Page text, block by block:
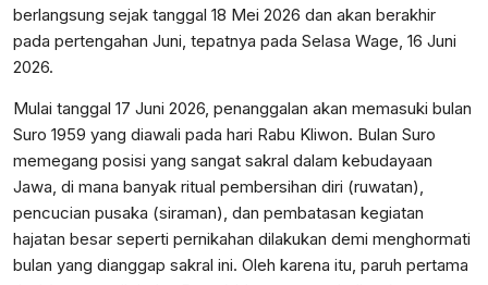
berlangsung sejak tanggal 18 Mei 2026 dan akan berakhir
pada pertengahan Juni, tepatnya pada Selasa Wage, 16 Juni
2026.
Mulai tanggal 17 Juni 2026, penanggalan akan memasuki bulan
Suro 1959 yang diawali pada hari Rabu Kliwon. Bulan Suro
memegang posisi yang sangat sakral dalam kebudayaan
Jawa, di mana banyak ritual pembersihan diri (ruwatan),
pencucian pusaka (siraman), dan pembatasan kegiatan
hajatan besar seperti pernikahan dilakukan demi menghormati
bulan yang dianggap sakral ini. Oleh karena itu, paruh pertama